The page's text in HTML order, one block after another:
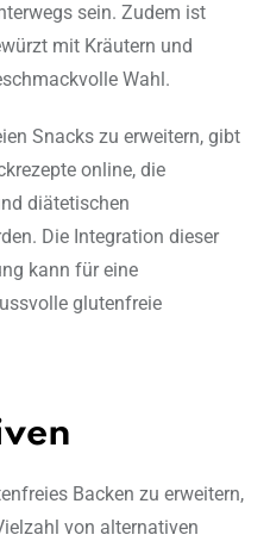
sein. Zudem ist
mit Kräutern und
Wahl.
Snacks zu erweitern, gibt
online, die
diätetischen
Die Integration dieser
kann für eine
glutenfreie
Backen zu erweitern,
von alternativen